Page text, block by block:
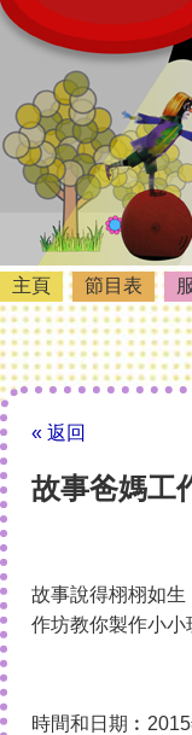
主頁 節目表
« 返回
故事爸媽工
故事說得栩栩如
作坊教你製作小小
時間和日期